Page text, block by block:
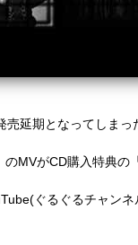
売延期となってしまっ
のMVがCD購入特典の
ぐるぐるチャンネ